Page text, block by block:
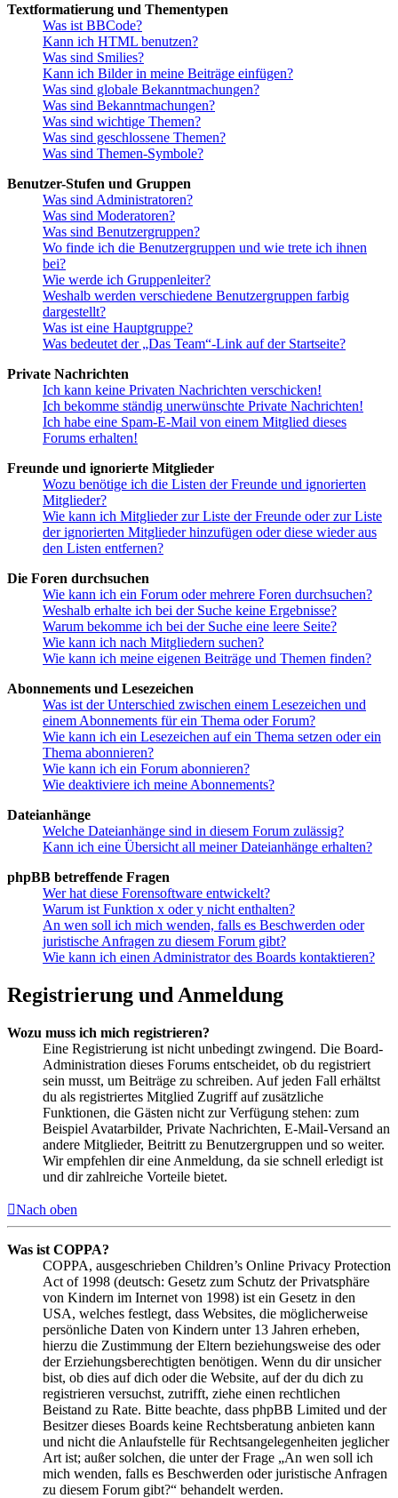
Textformatierung und Thementypen
Was ist BBCode?
Kann ich HTML benutzen?
Was sind Smilies?
Kann ich Bilder in meine Beiträge einfügen?
Was sind globale Bekanntmachungen?
Was sind Bekanntmachungen?
Was sind wichtige Themen?
Was sind geschlossene Themen?
Was sind Themen-Symbole?
Benutzer-Stufen und Gruppen
Was sind Administratoren?
Was sind Moderatoren?
Was sind Benutzergruppen?
Wo finde ich die Benutzergruppen und wie trete ich ihnen
bei?
Wie werde ich Gruppenleiter?
Weshalb werden verschiedene Benutzergruppen farbig
dargestellt?
Was ist eine Hauptgruppe?
Was bedeutet der „Das Team“-Link auf der Startseite?
Private Nachrichten
Ich kann keine Privaten Nachrichten verschicken!
Ich bekomme ständig unerwünschte Private Nachrichten!
Ich habe eine Spam-E-Mail von einem Mitglied dieses
Forums erhalten!
Freunde und ignorierte Mitglieder
Wozu benötige ich die Listen der Freunde und ignorierten
Mitglieder?
Wie kann ich Mitglieder zur Liste der Freunde oder zur Liste
der ignorierten Mitglieder hinzufügen oder diese wieder aus
den Listen entfernen?
Die Foren durchsuchen
Wie kann ich ein Forum oder mehrere Foren durchsuchen?
Weshalb erhalte ich bei der Suche keine Ergebnisse?
Warum bekomme ich bei der Suche eine leere Seite?
Wie kann ich nach Mitgliedern suchen?
Wie kann ich meine eigenen Beiträge und Themen finden?
Abonnements und Lesezeichen
Was ist der Unterschied zwischen einem Lesezeichen und
einem Abonnements für ein Thema oder Forum?
Wie kann ich ein Lesezeichen auf ein Thema setzen oder ein
Thema abonnieren?
Wie kann ich ein Forum abonnieren?
Wie deaktiviere ich meine Abonnements?
Dateianhänge
Welche Dateianhänge sind in diesem Forum zulässig?
Kann ich eine Übersicht all meiner Dateianhänge erhalten?
phpBB betreffende Fragen
Wer hat diese Forensoftware entwickelt?
Warum ist Funktion x oder y nicht enthalten?
An wen soll ich mich wenden, falls es Beschwerden oder
juristische Anfragen zu diesem Forum gibt?
Wie kann ich einen Administrator des Boards kontaktieren?
Registrierung und Anmeldung
Wozu muss ich mich registrieren?
Eine Registrierung ist nicht unbedingt zwingend. Die Board-
Administration dieses Forums entscheidet, ob du registriert
sein musst, um Beiträge zu schreiben. Auf jeden Fall erhältst
du als registriertes Mitglied Zugriff auf zusätzliche
Funktionen, die Gästen nicht zur Verfügung stehen: zum
Beispiel Avatarbilder, Private Nachrichten, E-Mail-Versand an
andere Mitglieder, Beitritt zu Benutzergruppen und so weiter.
Wir empfehlen dir eine Anmeldung, da sie schnell erledigt ist
und dir zahlreiche Vorteile bietet.
Nach oben
Was ist COPPA?
COPPA, ausgeschrieben Children’s Online Privacy Protection
Act of 1998 (deutsch: Gesetz zum Schutz der Privatsphäre
von Kindern im Internet von 1998) ist ein Gesetz in den
USA, welches festlegt, dass Websites, die möglicherweise
persönliche Daten von Kindern unter 13 Jahren erheben,
hierzu die Zustimmung der Eltern beziehungsweise des oder
der Erziehungsberechtigten benötigen. Wenn du dir unsicher
bist, ob dies auf dich oder die Website, auf der du dich zu
registrieren versuchst, zutrifft, ziehe einen rechtlichen
Beistand zu Rate. Bitte beachte, dass phpBB Limited und der
Besitzer dieses Boards keine Rechtsberatung anbieten kann
und nicht die Anlaufstelle für Rechtsangelegenheiten jeglicher
Art ist; außer solchen, die unter der Frage „An wen soll ich
mich wenden, falls es Beschwerden oder juristische Anfragen
zu diesem Forum gibt?“ behandelt werden.